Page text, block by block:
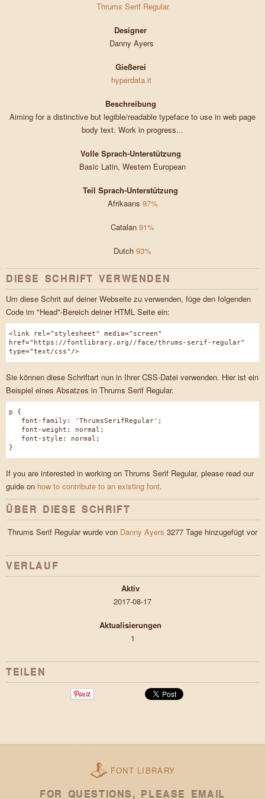
Thrums Serif Regular
Designer
Danny Ayers
Gießerei
hyperdata.it
Beschreibung
Aiming for a distinctive but legible/readable typeface to use in web page
body text. Work in progress...
Volle Sprach-Unterstützung
Basic Latin, Western European
Teil Sprach-Unterstützung
Afrikaans 97%
Catalan 91%
Dutch 93%
DIESE SCHRIFT VERWENDEN
Um diese Schrit auf deiner Webseite zu verwenden, füge den folgenden
Code im "Head"-Bereich deiner HTML Seite ein:
<link rel="stylesheet" media="screen"
href="https://fontlibrary.org//face/thrums-serif-regular"
type="text/css"/>
Sie können diese Schriftart nun in Ihrer CSS-Datei verwenden. Hier ist ein
Beispiel eines Absatzes in Thrums Serif Regular.
p {
font-family: 'ThrumsSerifRegular';
font-weight: normal;
font-style: normal;
}
If you are interested in working on Thrums Serif Regular, please read our
guide on how to contribute to an existing font.
ÜBER DIESE SCHRIFT
Thrums Serif Regular wurde von Danny Ayers 3277 Tage hinzugefügt vor
VERLAUF
Aktiv
2017-08-17
Aktualisierungen
1
TEILEN
FONT LIBRARY
FOR QUESTIONS, PLEASE EMAIL